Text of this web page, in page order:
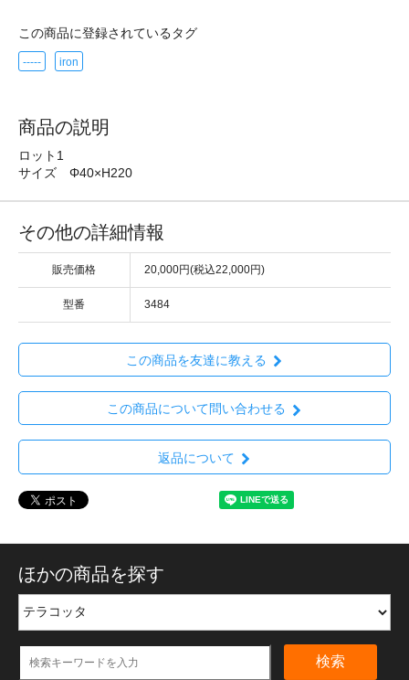
この商品に登録されているタグ
----- iron
商品の説明
ロット1
サイズ Φ40×H220
その他の詳細情報
販売価格 20,000円(税込22,000円)
型番 3484
この商品を友達に教える
この商品について問い合わせる
返品について
ほかの商品を探す
検索